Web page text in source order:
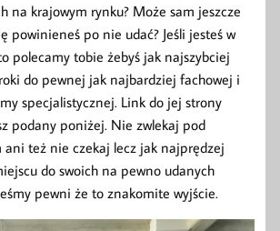
na krajowym rynku? Może sam jeszcze
powinieneś po nie udać? Jeśli jesteś w
polecamy tobie żebyś jak najszybciej
do pewnej jak najbardziej fachowej i
specjalistycznej. Link do jej strony
podany poniżej. Nie zwlekaj pod
ani też nie czekaj lecz jak najprędzej
do swoich na pewno udanych
pewni że to znakomite wyjście.